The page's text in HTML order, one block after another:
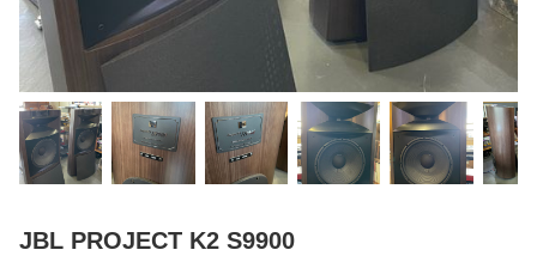
JBL PROJECT K2 S9900